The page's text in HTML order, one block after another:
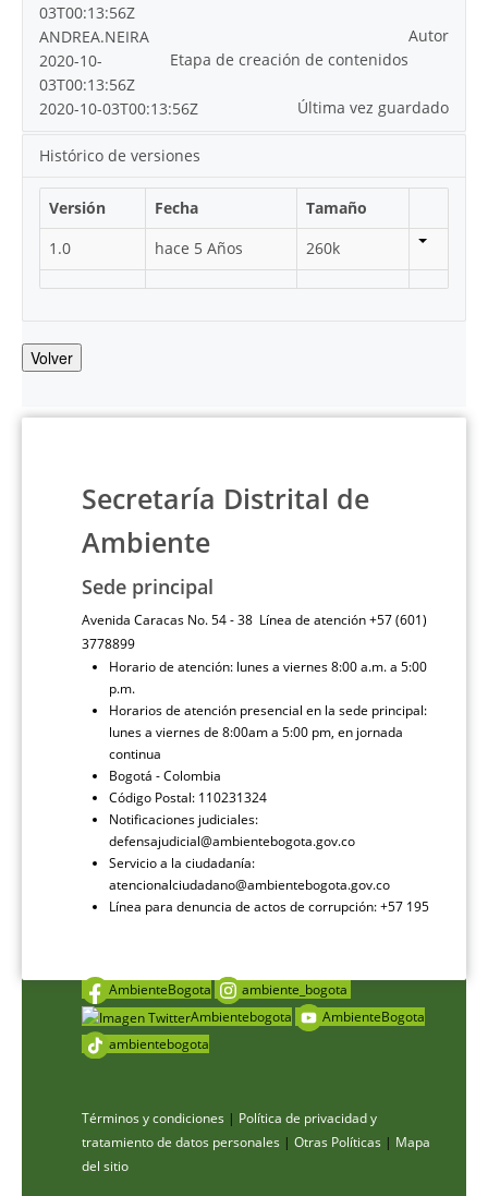
03T00:13:56Z
Autor
ANDREA.NEIRA
Etapa de creación de contenidos
2020-10-
03T00:13:56Z
Última vez guardado
2020-10-03T00:13:56Z
Histórico de versiones
Versión Fecha
Tamaño
1.0
hace 5 Años 260k
Volver
Secretaría Distrital de
Ambiente
Sede principal
Avenida Caracas No. 54 - 38 Línea de atención +57 (601)
3778899
Horario de atención: lunes a viernes 8:00 a.m. a 5:00
p.m.
Horarios de atención presencial en la sede principal:
lunes a viernes de 8:00am a 5:00 pm, en jornada
continua
Bogotá - Colombia
Código Postal: 110231324
Notificaciones judiciales:
defensajudicial@ambientebogota.gov.co
Servicio a la ciudadanía:
atencionalciudadano@ambientebogota.gov.co
Línea para denuncia de actos de corrupción: +57 195
AmbienteBogota
ambiente_bogota
Ambientebogota
AmbienteBogota
ambientebogota
Términos y condiciones | Política de privacidad y
tratamiento de datos personales | Otras Políticas | Mapa
del sitio